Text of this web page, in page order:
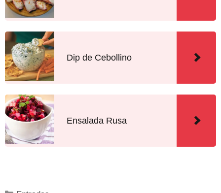
Dip de Cebollino
Ensalada Rusa